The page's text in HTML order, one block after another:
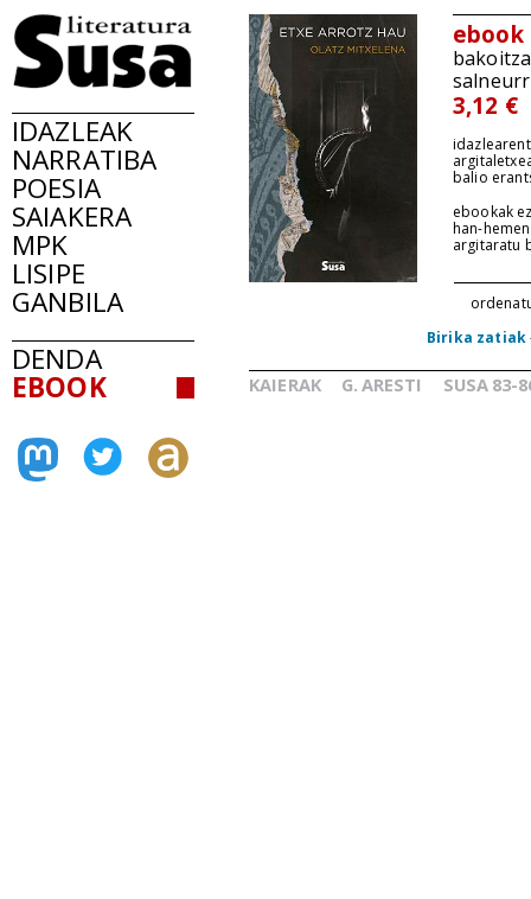
IDAZLEAK
NARRATIBA
POESIA
SAIAKERA
MPK
LISIPE
GANBILA
DENDA
EBOOK
ebook
3,12 €
balio
ebookak
han-
argitaratu
Birika zatiak
KAIERAK G. ARESTI SUSA 83-